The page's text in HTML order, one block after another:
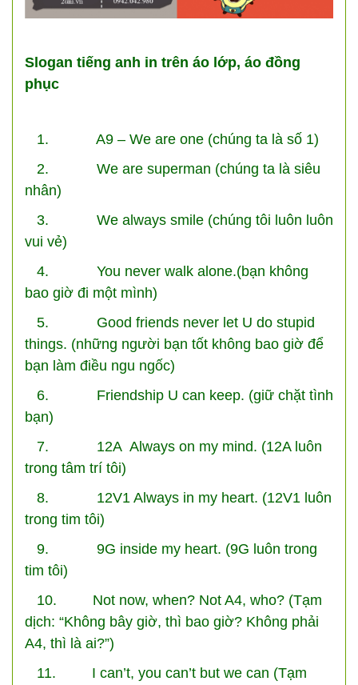
Slogan tiếng anh in trên áo lớp, áo đồng
phục
1. A9 – We are one (chúng ta là số 1)
2. We are superman (chúng ta là siêu
nhân)
3. We always smile (chúng tôi luôn luôn
vui vẻ)
4. You never walk alone.(bạn không
bao giờ đi một mình)
5. Good friends never let U do stupid
things. (những người bạn tốt không bao giờ để
bạn làm điều ngu ngốc)
6. Friendship U can keep. (giữ chặt tình
bạn)
7. 12A Always on my mind. (12A luôn
trong tâm trí tôi)
8. 12V1 Always in my heart. (12V1 luôn
trong tim tôi)
9. 9G inside my heart. (9G luôn trong
tim tôi)
10. Not now, when? Not A4, who? (Tạm
dịch: “Không bây giờ, thì bao giờ? Không phải
A4, thì là ai?”)
11. I can’t, you can’t but we can (Tạm